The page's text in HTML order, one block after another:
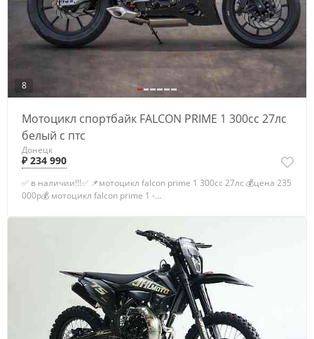
8
Мотоцикл спортбайк FALCON PRIME 1 300сс 27лс
белый с птс
Донецк
₽ 234 990
✅ в наличии!!!✅ 📌мотоцикл falcon prime 1 300сс 27лс 💰цена 235
000р💰 мотоцикл falcon prime 1 -...